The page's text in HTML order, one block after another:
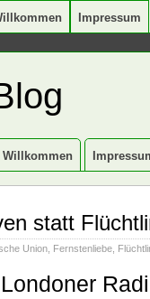
Impressum
Willkommen
statt
Union Fernstenliebe